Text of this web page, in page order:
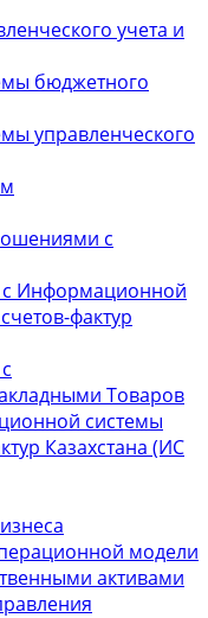
учета и
бюджетного
управленческого
с
с Информационной
фактур
Товаров
системы
Казахстана (ИС
модели
активами